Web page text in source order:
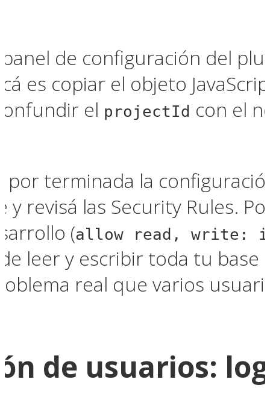
de configuración del
es copiar el objeto
el projectId con el
por terminada la
y revisá las Security Rules.
(allow read, write:
leer y escribir toda tu base
real que varios
de usuarios: